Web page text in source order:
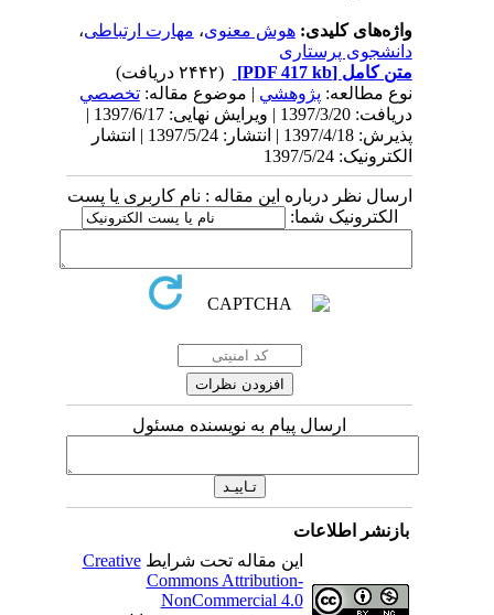
واژه‌های کلیدی:هوش معنوی،مهارت ارتباطی،
دانشجوی پرستاری
متن کامل[PDF 417 kb]
نوع مطالعه:پژوهشي| موضوع مقاله:تخصصي
دریافت: 1397/3/20 | ویرایش نهایی: 1397/6/17 |
پذیرش: 1397/4/18 | انتشار: 1397/5/24 | انتشار
الکترونیک: 1397/5/24
ارسال نظر درباره این مقاله : نام کاربری یا پست
الکترونیک شما:
ارسال پیام به نویسنده مسئول
بازنشر اطلاعات
این مقاله تحت شرایطCreative
Commons Attribution-
NonCommercial 4.0